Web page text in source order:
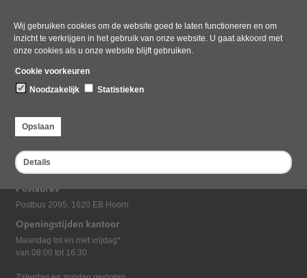
Wij gebruiken cookies om de website goed te laten functioneren en om
inzicht te verkrijgen in het gebruik van onze website. U gaat akkoord met
onze cookies als u onze website blijft gebruiken.
Cookie voorkeuren
Noodzakelijk
Statistieken
Opslaan
Details
Deel deze pagina
Bezoekadres
Dampten 2, 1624 NR Hoorn
Postadres
Postbus 2095, 1620 EB Hoorn
Openingstijden kantoor
Maandag tot en met vrijdag*
van 08:00 tot 16:30